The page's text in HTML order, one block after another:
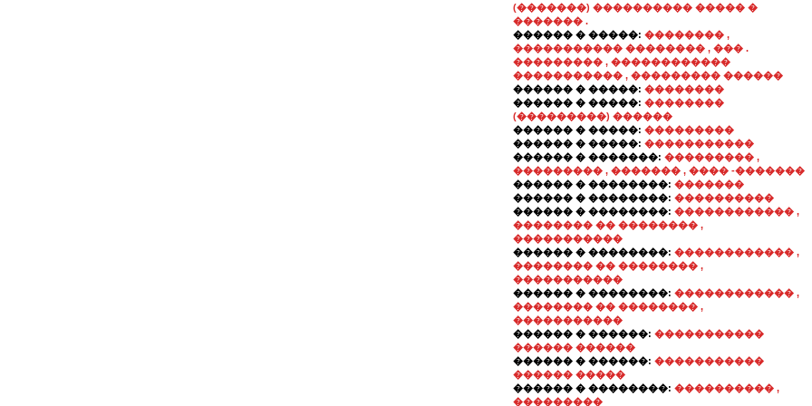
(�������) ���������� ����� �
������� .
������ � �����: �������� ,
����������� �������� , ��� .
��������� , ������������
����������� , ��������� ������
������ � �����: ��������
������ � �����: ��������
(���������) ������
������ � �����: ���������
������ � �����: �����������
������ � �������: ��������� ,
��������� , ������� , ���� -�������
������ � ��������: �������
������ � ��������: ����������
������ � ��������: ������������ ,
�������� �� �������� ,
�����������
������ � ��������: ������������ ,
�������� �� �������� ,
�����������
������ � ��������: ������������ ,
�������� �� �������� ,
�����������
������ � ������: �����������
������ ������
������ � ������: �����������
������ �����
������ � ��������: ���������� ,
���������